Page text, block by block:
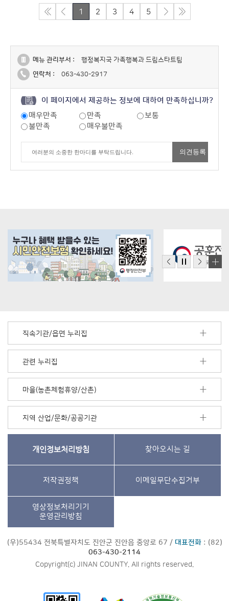
1 2 3 4 5
메뉴 관리부서 :
행정복지국 가족행복과 드림스타트팀
연락처 :
063-430-2917
이 페이지에서 제공하는 정보에 대하여 만족하십니까?
매우만족
만족
보통
불만족
매우불만족
직속기관/읍면 누리집
관련 누리집
마을(농촌체험휴양/산촌)
지역 산업/문화/공공기관
개인정보처리방침 찾아오시는 길
저작권정책 이메일무단수집거부
영상정보처리기기
운영관리방침
(우)55434 전북특별자치도 진안군 진안읍 중앙로 67 / 대표전화: (82)
063-430-2114
Copyright(c) JINAN COUNTY. All rights reserved.